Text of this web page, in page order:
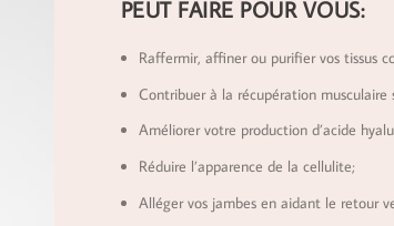
PEUT FAIRE POUR VOUS:
Raffermir, affiner ou purifier vos tissus
Contribuer à la récupération
Améliorer votre production d’acide
Réduire l’apparence de la cellulite;
Alléger vos jambes en aidant le retour